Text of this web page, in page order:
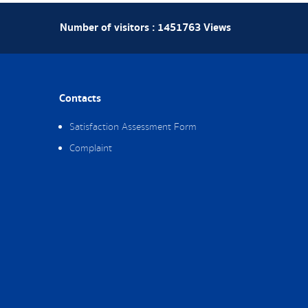
Number of visitors : 1451763Views
Contacts
Satisfaction Assessment Form
Complaint